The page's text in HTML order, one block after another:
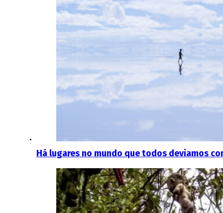
Há lugares no mundo que todos deviamos